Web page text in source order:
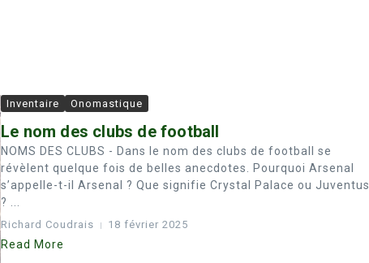
Inventaire Onomastique
Le nom des clubs de football
NOMS DES CLUBS - Dans le nom des clubs de football se
révèlent quelque fois de belles anecdotes. Pourquoi Arsenal
s’appelle-t-il Arsenal ? Que signifie Crystal Palace ou Juventus
? ...
Richard Coudrais 18 février 2025
Read More